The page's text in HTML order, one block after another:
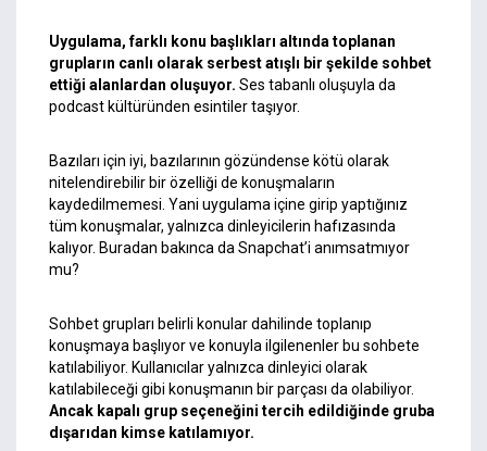
Uygulama, farklı konu başlıkları altında toplanan
grupların canlı olarak serbest atışlı bir şekilde sohbet
ettiği alanlardan oluşuyor. Ses tabanlı oluşuyla da
podcast kültüründen esintiler taşıyor.
Bazıları için iyi, bazılarının gözündense kötü olarak
nitelendirebilir bir özelliği de konuşmaların
kaydedilmemesi. Yani uygulama içine girip yaptığınız
tüm konuşmalar, yalnızca dinleyicilerin hafızasında
kalıyor. Buradan bakınca da Snapchat’i anımsatmıyor
mu?
Sohbet grupları belirli konular dahilinde toplanıp
konuşmaya başlıyor ve konuyla ilgilenenler bu sohbete
katılabiliyor. Kullanıcılar yalnızca dinleyici olarak
katılabileceği gibi konuşmanın bir parçası da olabiliyor.
Ancak kapalı grup seçeneğini tercih edildiğinde gruba
dışarıdan kimse katılamıyor.